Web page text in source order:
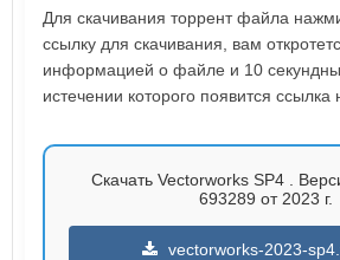
Для скачивания торрент файла
ссылку для скачивания, вам
информацией о файле и 10
истечении которого появится ссылка
Скачать Vectorworks SP4 .
693289 от 2023 г.
vectorworks-2023-